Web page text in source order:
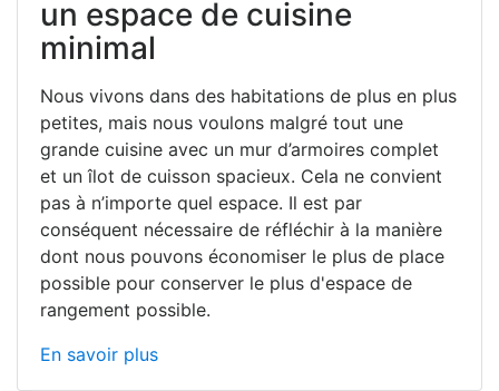
un espace de cuisine
minimal
Nous vivons dans des habitations de plus en plus
petites, mais nous voulons malgré tout une
grande cuisine avec un mur d’armoires complet
et un îlot de cuisson spacieux. Cela ne convient
pas à n’importe quel espace. Il est par
conséquent nécessaire de réfléchir à la manière
dont nous pouvons économiser le plus de place
possible pour conserver le plus d'espace de
rangement possible.
En savoir plus